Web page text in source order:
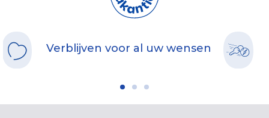
Verblijven voor al uw wensen